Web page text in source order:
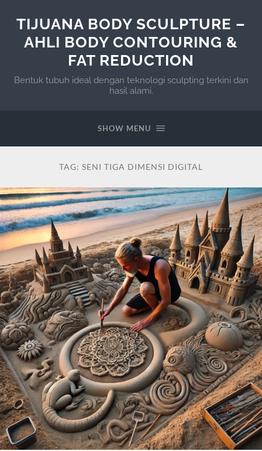
TIJUANA BODY SCULPTURE –
AHLI BODY CONTOURING &
FAT REDUCTION
Bentuk tubuh ideal dengan teknologi sculpting terkini dan
hasil alami.
SHOW MENU
TAG: SENI TIGA DIMENSI DIGITAL